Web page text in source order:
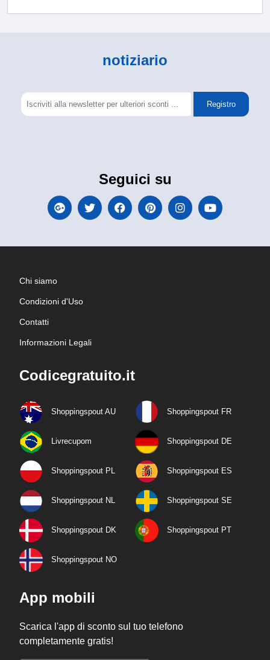
notiziario
Registro
Seguici su
Chi siamo
Condizioni d'Uso
Contatti
Informazioni Legali
Codicegratuito.it
Shoppingspout AU Shoppingspout FR
Livrecupom Shoppingspout DE
Shoppingspout PL Shoppingspout ES
Shoppingspout NL Shoppingspout SE
Shoppingspout DK Shoppingspout PT
Shoppingspout NO
App mobili
Scarica l'app di sconto sul tuo telefono
completamente gratis!